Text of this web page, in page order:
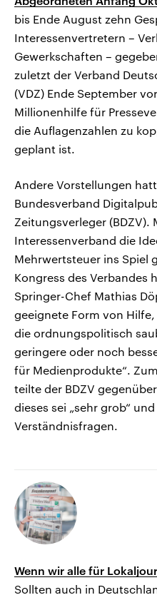
bis Ende August zehn
Interessenvertretern –
Gewerkschaften –
zuletzt der Verband
(VDZ) Ende September
Millionenhilfe für
die Auflagenzahlen zu
geplant ist.
Andere Vorstellungen
Bundesverband
Zeitungsverleger
Interessenverband die
Mehrwertsteuer ins Spiel
Kongress des Verbandes
Springer-Chef Mathias
geeignete Form von
die ordnungspolitisch
geringere oder noch
für Medienprodukte“.
teilte der BDZV
dieses sei „sehr grob“
Verständnisfragen.
Wenn wir alle für
Sollten auch in